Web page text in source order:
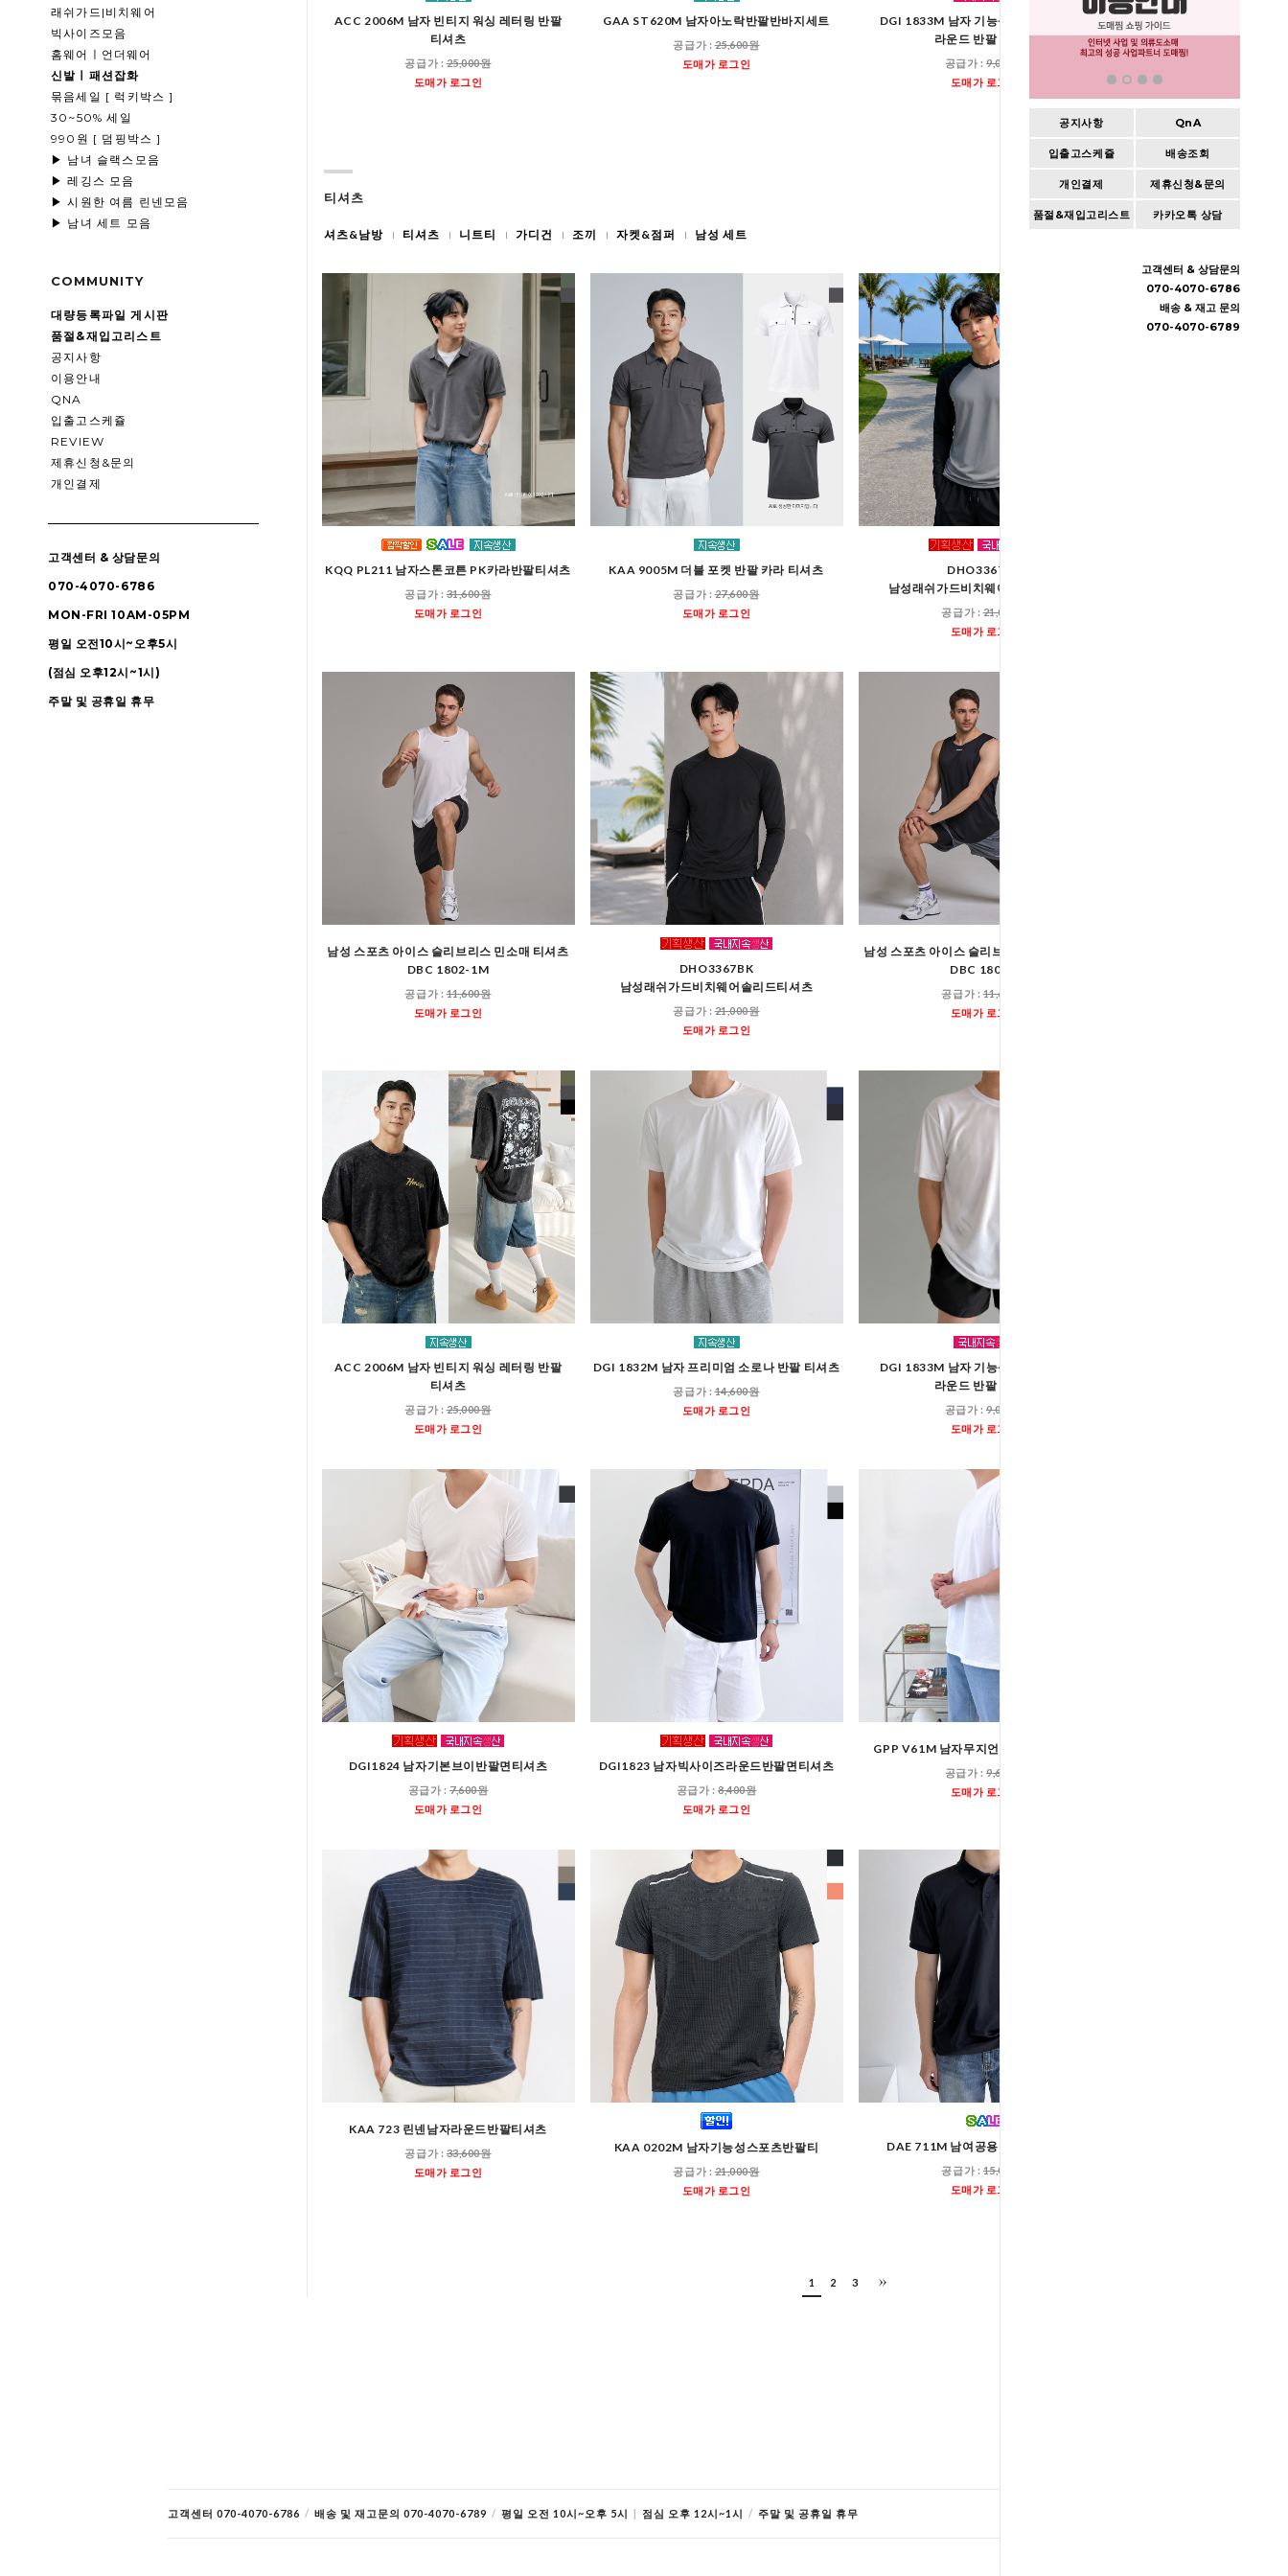
래쉬가드|비치웨어
빅사이즈모음
홈웨어ㅣ언더웨어
신발ㅣ패션잡화
묶음세일 [ 럭키박스 ]
30~50% 세일
990원 [ 덤핑박스 ]
▶ 남녀 슬랙스모음
▶ 레깅스 모음
▶ 시원한 여름 린넨모음
▶ 남녀 세트 모음
COMMUNITY
대량등록파일 게시판
품절&재입고리스트
공지사항
이용안내
QNA
입출고스케쥴
REVIEW
제휴신청&문의
개인결제
고객센터 & 상담문의
070-4070-6786
MON-FRI 10AM-05PM
평일 오전10시~오후5시
(점심 오후12시~1시)
주말 및 공휴일 휴무
공지사항 QnA
입출고스케쥴 배송조회
개인결제 제휴신청&문의
품절&재입고리스트 카카오톡 상담
고객센터 & 상담문의
070-4070-6786
배송 & 재고 문의
070-4070-6789
ACC 2006M 남자 빈티지 워싱 레터링 반팔
티셔츠
공급가 :25,000원
도매가 로그인
GAA ST620M 남자아노락반팔반바지세트
공급가 :25,600원
도매가 로그인
DGI 1833M 남자 기능성 쿨론 쿨링 무지
라운드 반팔 티셔츠
공급가 : 9,000원
도매가 로그인
KAA 9003 남자 크링클 바
티셔츠
셔츠&남방 티셔츠 니트티 가디건 조끼 자켓&점퍼 남성 세트
KQQ PL211 남자스톤코튼 PK카라반팔티셔츠
공급가 :31,600원
도매가 로그인
KAA 9005M 더블 포켓 반팔 카라 티셔츠
공급가 :27,600원
도매가 로그인
DHO3367GB
남성래쉬가드비치웨어솔리드티셔츠
공급가 :21,000원
도매가 로그인
남성 스포츠 아이스 슬리브리스 민소매 티셔츠
DBC 1802-1M
공급가 :11,600원
도매가 로그인
DHO3367BK
남성래쉬가드비치웨어솔리드티셔츠
공급가 :21,000원
도매가 로그인
남성 스포츠 아이스 슬리브리스 민소매 티셔츠
DBC 1802M
공급가 :11,600원
도매가 로그인
ACC 2006M 남자 빈티지 워싱 레터링 반팔
티셔츠
공급가 :25,000원
도매가 로그인
DGI 1832M 남자 프리미엄 소로나 반팔 티셔츠
공급가 :14,600원
도매가 로그인
DGI 1833M 남자 기능성 쿨론 쿨링 무지
라운드 반팔 티셔츠
공급가 : 9,000원
도매가 로그인
DGI1824 남자기본브이반팔면티셔츠
공급가 : 7,600원
도매가 로그인
DGI1823 남자빅사이즈라운드반팔면티셔츠
공급가 : 8,400원
도매가 로그인
GPP V61M 남자무지언발트임반팔티셔츠
공급가 : 9,600원
도매가 로그인
KAA 723 린넨남자라운드반팔티셔츠
공급가 :33,600원
도매가 로그인
KAA 0202M 남자기능성스포츠반팔티
공급가 :21,000원
도매가 로그인
DAE 711M 남여공용쿨론카라반팔티
공급가 :15,000원
도매가 로그인
1 2 3
고객센터 070-4070-6786 / 배송 및 재고문의 070-4070-6789 / 평일 오전 10시~오후 5시 | 점심 오후 12시~1시 / 주말 및 공휴일 휴무